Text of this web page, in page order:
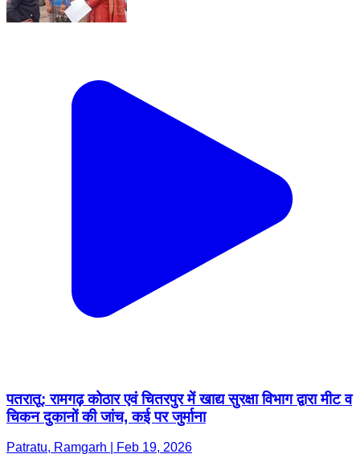
पतरातू: रामगढ़ कोठार एवं चितरपुर में खाद्य सुरक्षा विभाग द्वारा मीट व
चिकन दुकानों की जांच, कई पर जुर्माना
Patratu, Ramgarh | Feb 19, 2026